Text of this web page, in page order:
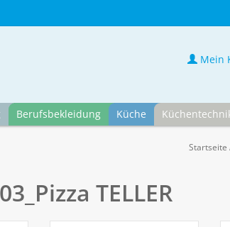
Berufsbekleidung Küche
Mein
Startseite
TELLER